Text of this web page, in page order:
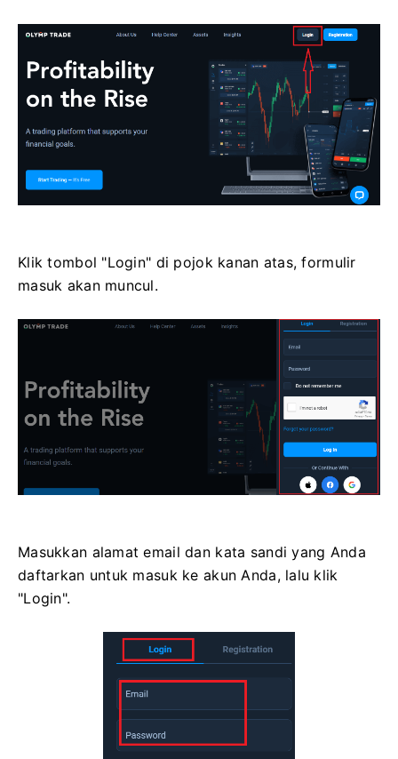
Klik tombol "Login" di pojok kanan atas, formulir
masuk akan muncul.
Masukkan alamat email dan kata sandi yang Anda
daftarkan untuk masuk ke akun Anda, lalu klik
"Login".